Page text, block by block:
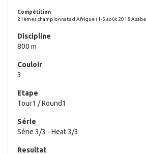
21èmes championnats d'Afrique (1-5 août 2018 Asaba
800 m
3
Tour1 / Round1
Série 3/3 - Heat 3/3